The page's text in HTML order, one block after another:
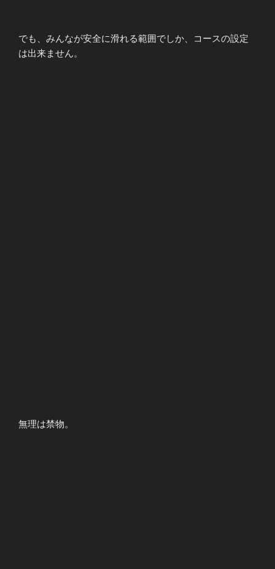
でも、みんなが安全に滑れる範囲でしか、コースの設定
は出来ません。
無理は禁物。